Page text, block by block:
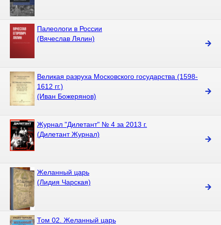
Палеологи в России
(Вячеслав Лялин)
Великая разруха Московского государства (1598-
1612 гг.)
(Иван Божерянов)
Журнал "Дилетант" № 4 за 2013 г.
(Дилетант Журнал)
Желанный царь
(Лидия Чарская)
Том 02. Желанный царь